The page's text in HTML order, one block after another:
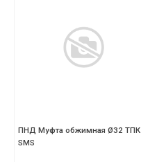
ПНД Муфта обжимная Ø32 ТПК
SMS